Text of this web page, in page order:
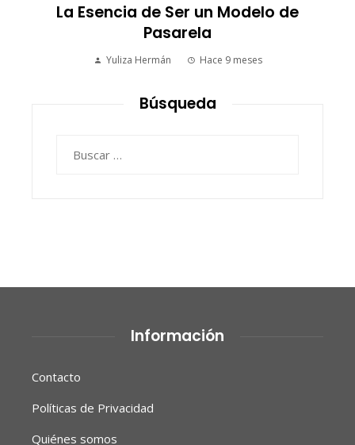
La Esencia de Ser un Modelo de
Pasarela
Yuliza Hermán Hace 9 meses
Búsqueda
Información
Contacto
Políticas de Privacidad
Quiénes somos